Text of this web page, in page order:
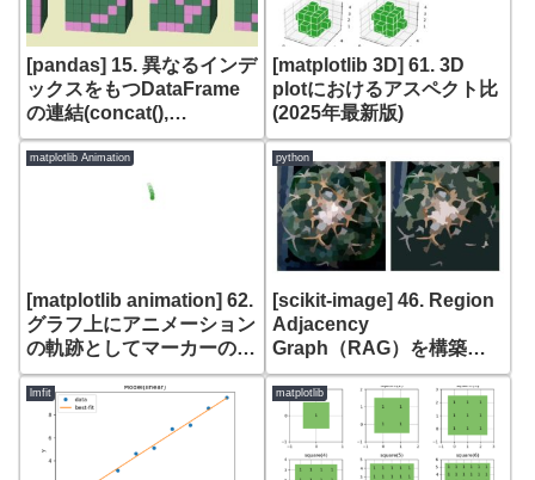
[pandas] 15. 異なるインデ
ックスをもつDataFrame
の連結(concat(),
append())
[matplotlib 3D] 61. 3D
plotにおけるアスペクト比
(2025年最新版)
matplotlib Animation
[matplotlib animation] 62.
グラフ上にアニメーション
の軌跡としてマーカーの残
像を表示
python
[scikit-image] 46. Region
Adjacency
Graph（RAG）を構築し
た後にNormalized
Cut(skimage.future
graph)
lmfit matplotlib